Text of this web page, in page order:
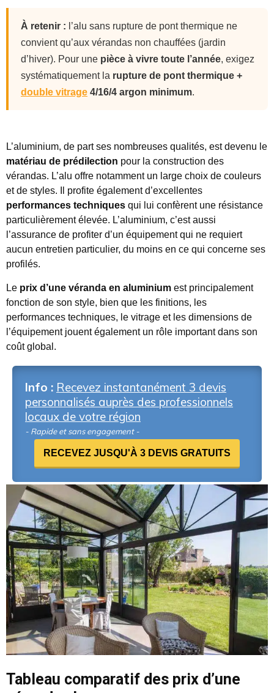
À retenir : l’alu sans rupture de pont thermique ne
convient qu’aux vérandas non chauffées (jardin
d’hiver). Pour une pièce à vivre toute l’année, exigez
systématiquement la rupture de pont thermique +
double vitrage 4/16/4 argon minimum.
L’aluminium, de part ses nombreuses qualités, est devenu le
matériau de prédilection pour la construction des
vérandas. L’alu offre notamment un large choix de couleurs
et de styles. Il profite également d’excellentes
performances techniques qui lui confèrent une résistance
particulièrement élevée. L’aluminium, c’est aussi
l’assurance de profiter d’un équipement qui ne requiert
aucun entretien particulier, du moins en ce qui concerne ses
profilés.
Le prix d’une véranda en aluminium est principalement
fonction de son style, bien que les finitions, les
performances techniques, le vitrage et les dimensions de
l’équipement jouent également un rôle important dans son
coût global.
Info : Recevez instantanément 3 devis
personnalisés auprès des professionnels
locaux de votre région
- Rapide et sans engagement -
RECEVEZ JUSQU'À 3 DEVIS GRATUITS
Tableau comparatif des prix d’une